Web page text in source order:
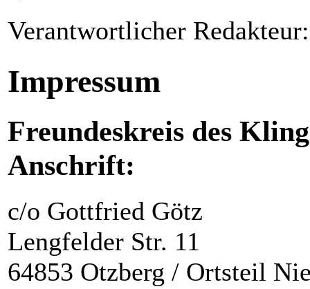
Verantwortlicher
Impressum
Freundeskreis des
Anschrift:
c/o Gottfried Götz
Lengfelder Str. 11
64853 Otzberg / Ortsteil